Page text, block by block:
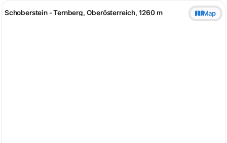
Schoberstein - Ternberg, Oberösterreich, 1260 m Map